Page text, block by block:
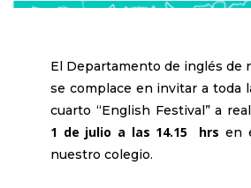
El Departamento de inglés de
se complace en invitar a toda
cuarto “English Festival” a
1 de julio a las 14.15 hrs en
nuestro colegio.